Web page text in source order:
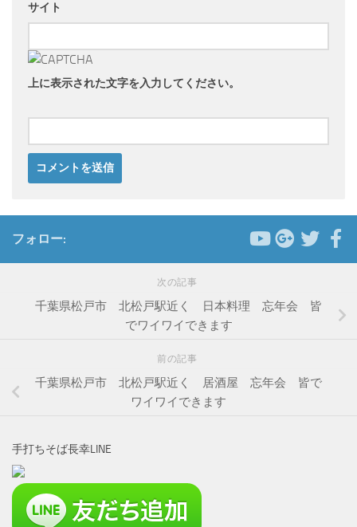
サイト
上に表示された文字を入力してください。
フォロー:
次の記事
千葉県松戸市 北松戸駅近く 日本料理 忘年会 皆
でワイワイできます
前の記事
千葉県松戸市 北松戸駅近く 居酒屋 忘年会 皆で
ワイワイできます
手打ちそば長幸LINE